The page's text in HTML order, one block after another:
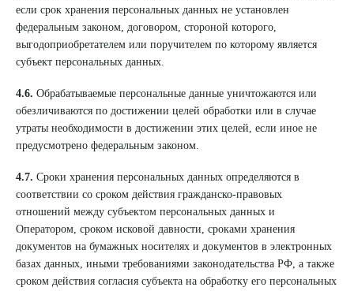
если срок хранения персональных данных не установлен
федеральным законом, договором, стороной которого,
выгодоприобретателем или поручителем по которому является
субъект персональных данных.
4.6. Обрабатываемые персональные данные уничтожаются или
обезличиваются по достижении целей обработки или в случае
утраты необходимости в достижении этих целей, если иное не
предусмотрено федеральным законом.
4.7. Сроки хранения персональных данных определяются в
соответствии со сроком действия гражданско-правовых
отношений между субъектом персональных данных и
Оператором, сроком исковой давности, сроками хранения
документов на бумажных носителях и документов в электронных
базах данных, иными требованиями законодательства РФ, а также
сроком действия согласия субъекта на обработку его персональных